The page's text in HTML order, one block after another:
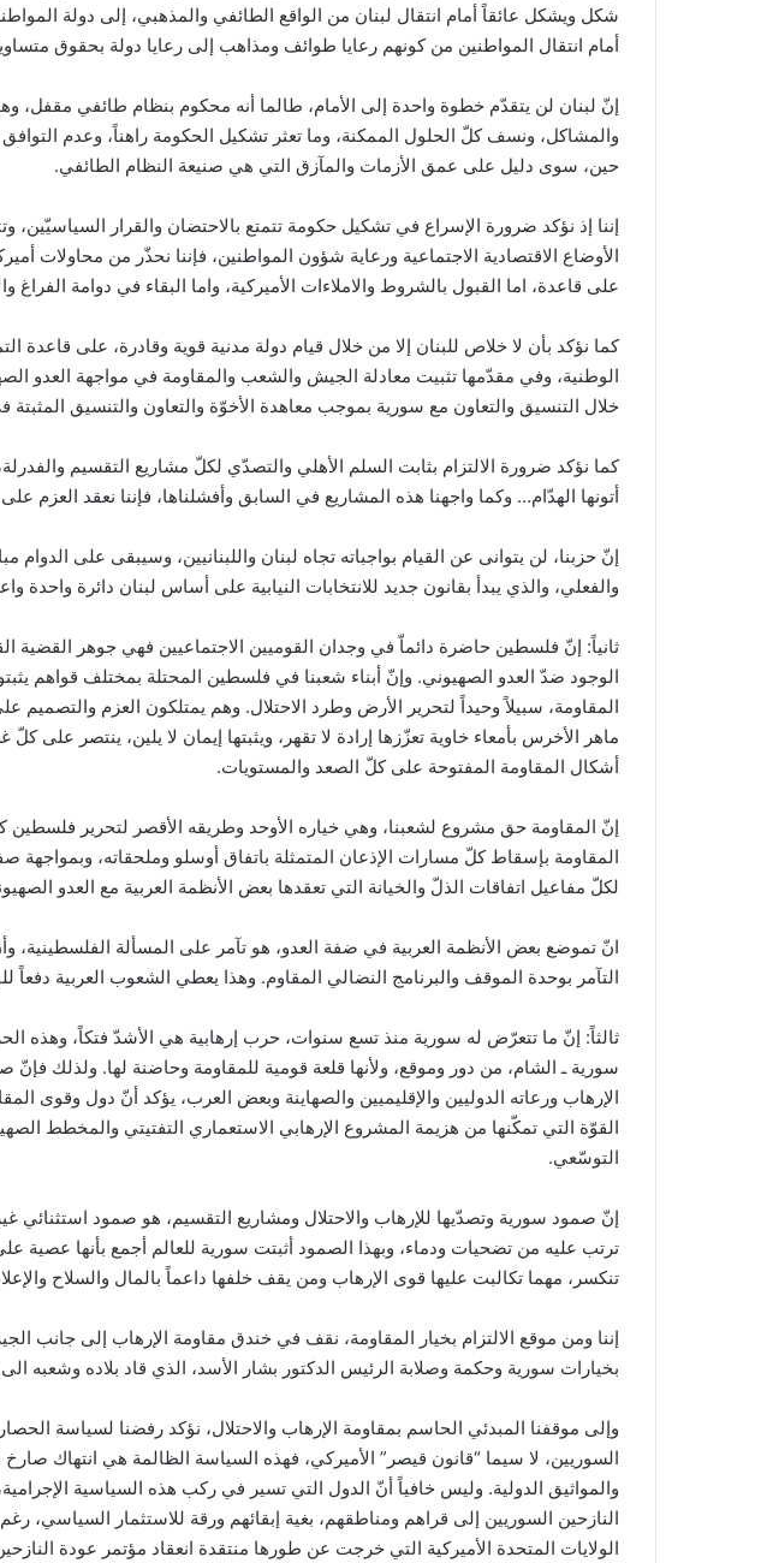
شكل ويشكل عائقاً أمام انتقال لبنان من الواقع الطائفي والمذهبي، إلى دولة
أمام انتقال المواطنين من كونهم رعايا طوائف ومذاهب إلى رعايا دولة بحقوق
إنّ لبنان لن يتقدّم خطوة واحدة إلى الأمام، طالما أنه محكوم بنظام طائفي مقفل،
والمشاكل، ونسف كلّ الحلول الممكنة، وما تعثر تشكيل الحكومة راهناً، وعدم
حين، سوى دليل على عمق الأزمات والمآزق التي هي صنيعة النظام الطائفي.
إننا إذ نؤكد ضرورة الإسراع في تشكيل حكومة تتمتع بالاحتضان والقرار السياسيّين،
الأوضاع الاقتصادية الاجتماعية ورعاية شؤون المواطنين، فإننا نحذّر من محاولات
على قاعدة، اما القبول بالشروط والاملاءات الأميركية، واما البقاء في دوامة الفراغ
كما نؤكد بأن لا خلاص للبنان إلا من خلال قيام دولة مدنية قوية وقادرة، على قاعدة
الوطنية، وفي مقدّمها تثبيت معادلة الجيش والشعب والمقاومة في مواجهة العدو
خلال التنسيق والتعاون مع سورية بموجب معاهدة الأخوّة والتعاون والتنسيق المثبتة
كما نؤكد ضرورة الالتزام بثابت السلم الأهلي والتصدّي لكلّ مشاريع التقسيم
أتونها الهدّام… وكما واجهنا هذه المشاريع في السابق وأفشلناها، فإننا نعقد العزم
إنّ حزبنا، لن يتوانى عن القيام بواجباته تجاه لبنان واللبنانيين، وسيبقى على الدوام
والفعلي، والذي يبدأ بقانون جديد للانتخابات النيابية على أساس لبنان دائرة واحدة
ثانياً: إنّ فلسطين حاضرة دائماّ في وجدان القوميين الاجتماعيين فهي جوهر القضية
الوجود ضدّ العدو الصهيوني. وإنّ أبناء شعبنا في فلسطين المحتلة بمختلف قواهم
المقاومة، سبيلاً وحيداً لتحرير الأرض وطرد الاحتلال. وهم يمتلكون العزم والتصميم
ماهر الأخرس بأمعاء خاوية تعزّزها إرادة لا تقهر، ويثبتها إيمان لا يلين، ينتصر على
أشكال المقاومة المفتوحة على كلّ الصعد والمستويات.
إنّ المقاومة حق مشروع لشعبنا، وهي خياره الأوحد وطريقه الأقصر لتحرير
المقاومة بإسقاط كلّ مسارات الإذعان المتمثلة باتفاق أوسلو وملحقاته، وبمواجهة
لكلّ مفاعيل اتفاقات الذلّ والخيانة التي تعقدها بعض الأنظمة العربية مع العدو
انّ تموضع بعض الأنظمة العربية في ضفة العدو، هو تآمر على المسألة الفلسطينية،
التآمر بوحدة الموقف والبرنامج النضالي المقاوم. وهذا يعطي الشعوب العربية دفعاً
ثالثاً: إنّ ما تتعرّض له سورية منذ تسع سنوات، حرب إرهابية هي الأشدّ فتكاً، وهذه
سورية ـ الشام، من دور وموقع، ولأنها قلعة قومية للمقاومة وحاضنة لها. ولذلك
الإرهاب ورعاته الدوليين والإقليميين والصهاينة وبعض العرب، يؤكد أنّ دول وقوى
القوّة التي تمكّنها من هزيمة المشروع الإرهابي الاستعماري التفتيتي والمخطط
التوسّعي.
إنّ صمود سورية وتصدّيها للإرهاب والاحتلال ومشاريع التقسيم، هو صمود استثنائي
ترتب عليه من تضحيات ودماء، وبهذا الصمود أثبتت سورية للعالم أجمع بأنها عصية على
تنكسر، مهما تكالبت عليها قوى الإرهاب ومن يقف خلفها داعماً بالمال والسلاح
إننا ومن موقع الالتزام بخيار المقاومة، نقف في خندق مقاومة الإرهاب إلى جانب
بخيارات سورية وحكمة وصلابة الرئيس الدكتور بشار الأسد، الذي قاد بلاده وشعبه الى
وإلى موقفنا المبدئي الحاسم بمقاومة الإرهاب والاحتلال، نؤكد رفضنا لسياسة
السوريين، لا سيما “قانون قيصر” الأميركي، فهذه السياسة الظالمة هي انتهاك صارخ
والمواثيق الدولية. وليس خافياً أنّ الدول التي تسير في ركب هذه السياسية
النازحين السوريين إلى قراهم ومناطقهم، بغية إبقائهم ورقة للاستثمار السياسي، رغم
الولايات المتحدة الأميركية التي خرجت عن طورها منتقدة انعقاد مؤتمر عودة